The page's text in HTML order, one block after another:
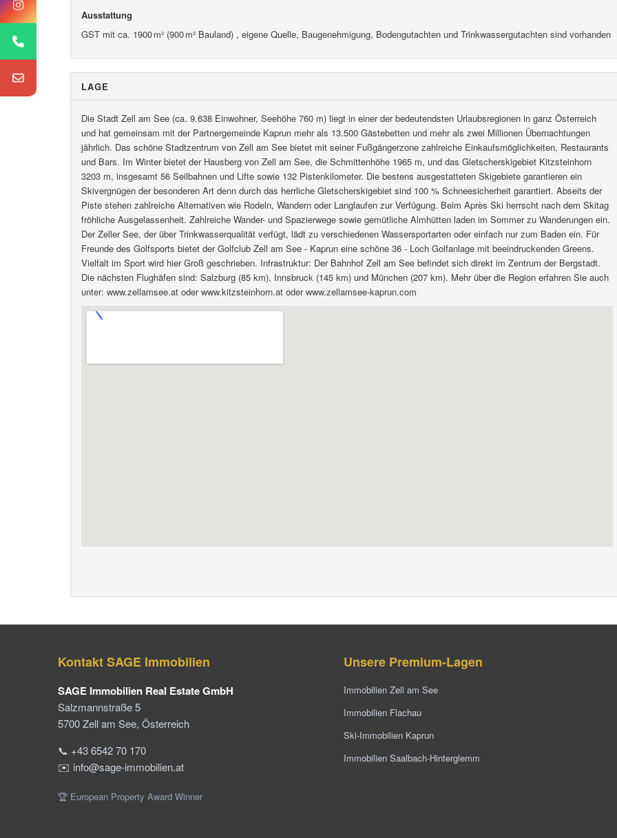
Ausstattung
GST mit ca. 1900 m² (900 m² Bauland) , eigene Quelle, Baugenehmigung, Bodengutachten und Trinkwassergutachten sind vorhanden
LAGE
Die Stadt Zell am See (ca. 9.638 Einwohner, Seehöhe 760 m) liegt in einer der bedeutendsten Urlaubsregionen in ganz Österreich
und hat gemeinsam mit der Partnergemeinde Kaprun mehr als 13.500 Gästebetten und mehr als zwei Millionen Übernachtungen
jährlich. Das schöne Stadtzentrum von Zell am See bietet mit seiner Fußgängerzone zahlreiche Einkaufsmöglichkeiten, Restaurants
und Bars. Im Winter bietet der Hausberg von Zell am See, die Schmittenhöhe 1965 m, und das Gletscherskigebiet Kitzsteinhorn
3203 m, insgesamt 56 Seilbahnen und Lifte sowie 132 Pistenkilometer. Die bestens ausgestatteten Skigebiete garantieren ein
Skivergnügen der besonderen Art denn durch das herrliche Gletscherskigebiet sind 100 % Schneesicherheit garantiert. Abseits der
Piste stehen zahlreiche Alternativen wie Rodeln, Wandern oder Langlaufen zur Verfügung. Beim Après Ski herrscht nach dem Skitag
fröhliche Ausgelassenheit. Zahlreiche Wander- und Spazierwege sowie gemütliche Almhütten laden im Sommer zu Wanderungen ein.
Der Zeller See, der über Trinkwasserqualität verfügt, lädt zu verschiedenen Wassersportarten oder einfach nur zum Baden ein. Für
Freunde des Golfsports bietet der Golfclub Zell am See - Kaprun eine schöne 36 - Loch Golfanlage mit beeindruckenden Greens.
Vielfalt im Sport wird hier Groß geschrieben. Infrastruktur: Der Bahnhof Zell am See befindet sich direkt im Zentrum der Bergstadt.
Die nächsten Flughäfen sind: Salzburg (85 km), Innsbruck (145 km) und München (207 km). Mehr über die Region erfahren Sie auch
unter: www.zellamsee.at oder www.kitzsteinhorn.at oder www.zellamsee-kaprun.com
Kontakt SAGE Immobilien
SAGE Immobilien Real Estate GmbH
Salzmannstraße 5
5700 Zell am See, Österreich
📞 +43 6542 70 170
✉️ info@sage-immobilien.at
🏆 European Property Award Winner
Unsere Premium-Lagen
Immobilien Zell am See
Immobilien Flachau
Ski-Immobilien Kaprun
Immobilien Saalbach-Hinterglemm